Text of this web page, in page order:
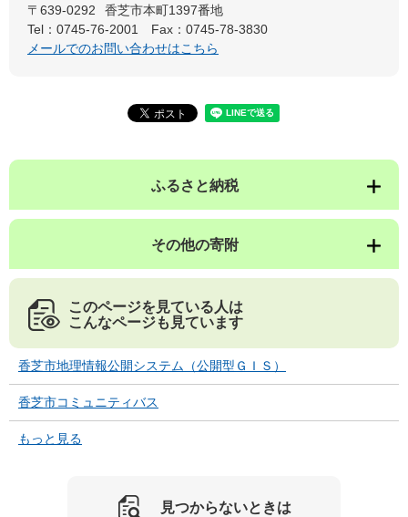
〒639-0292
香芝市本町1397番地
Tel：0745-76-2001
Fax：0745-78-3830
メールでのお問い合わせはこちら
ふるさと納税
その他の寄附
このページを見ている人は
こんなページも見ています
香芝市地理情報公開システム（公開型ＧＩＳ）
香芝市コミュニティバス
もっと見る
見つからないときは